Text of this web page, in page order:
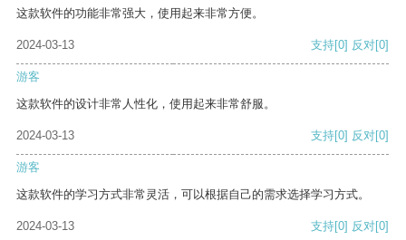
这款软件的功能非常强大，使用起来非常方便。
2024-03-13 支持[0] 反对[0]
游客
这款软件的设计非常人性化，使用起来非常舒服。
2024-03-13 支持[0] 反对[0]
游客
这款软件的学习方式非常灵活，可以根据自己的需求选择学习方式。
2024-03-13 支持[0] 反对[0]